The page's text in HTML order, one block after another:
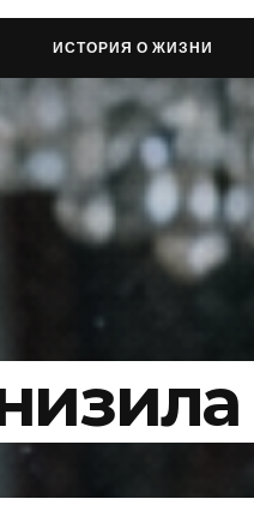
ИСТОРИЯ О ЖИЗНИ